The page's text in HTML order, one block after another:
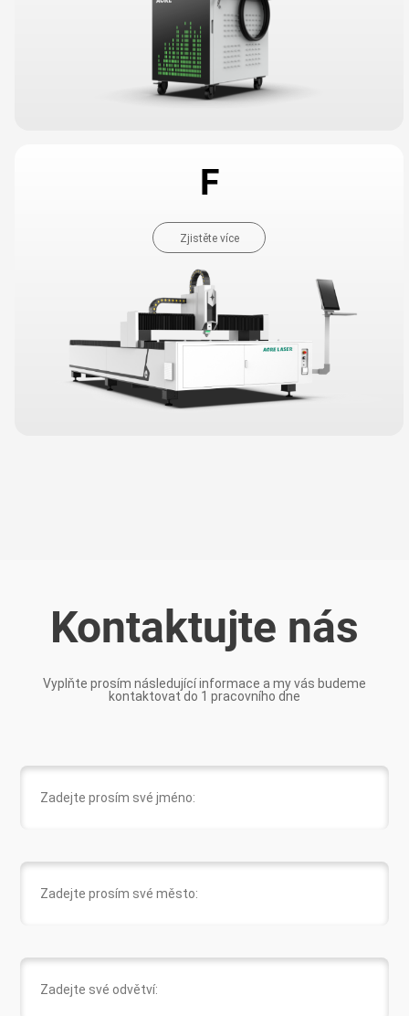
F
Zjistěte více
Kontaktujte nás
Vyplňte prosím následující informace a my vás budeme
kontaktovat do 1 pracovního dne